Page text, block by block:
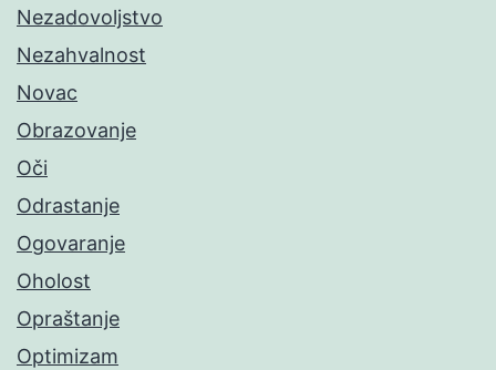
Nezadovoljstvo
Nezahvalnost
Novac
Obrazovanje
Oči
Odrastanje
Ogovaranje
Oholost
Opraštanje
Optimizam